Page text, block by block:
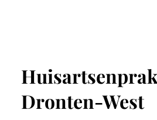
Dronten-West